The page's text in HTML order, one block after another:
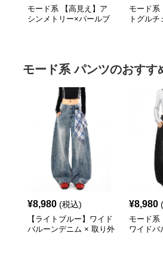
モード系 【高見え】ア
シンメトリー×パールブ
モード系
トグル
モード系 パンツのおすす
¥8,980 (税込)
【ライトブルー】ワイド
バルーンデニム × 取り外
¥8,980
モード系
ワイドバ